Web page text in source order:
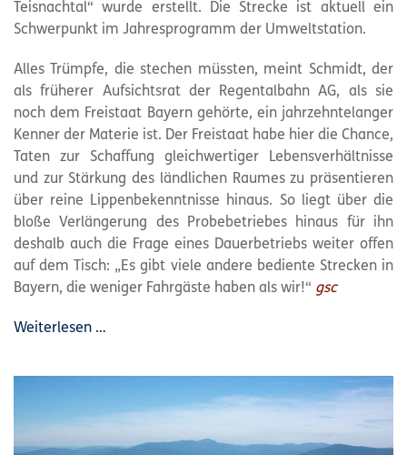
Teisnachtal“ wurde erstellt. Die Strecke ist aktuell ein
Schwerpunkt im Jahresprogramm der Umweltstation.
Alles Trümpfe, die stechen müssten, meint Schmidt, der
als früherer Aufsichtsrat der Regentalbahn AG, als sie
noch dem Freistaat Bayern gehörte, ein jahrzehntelanger
Kenner der Materie ist. Der Freistaat habe hier die Chance,
Taten zur Schaffung gleichwertiger Lebensverhältnisse
und zur Stärkung des ländlichen Raumes zu präsentieren
über reine Lippenbekenntnisse hinaus. So liegt über die
bloße Verlängerung des Probebetriebes hinaus für ihn
deshalb auch die Frage eines Dauerbetriebs weiter offen
auf dem Tisch: „Es gibt viele andere bediente Strecken in
Bayern, die weniger Fahrgäste haben als wir!“ gsc
Weiterlesen …